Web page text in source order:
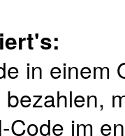
in einem
bezahlen,
Code im